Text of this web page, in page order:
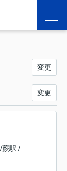
変更
変更
/蕨駅 /